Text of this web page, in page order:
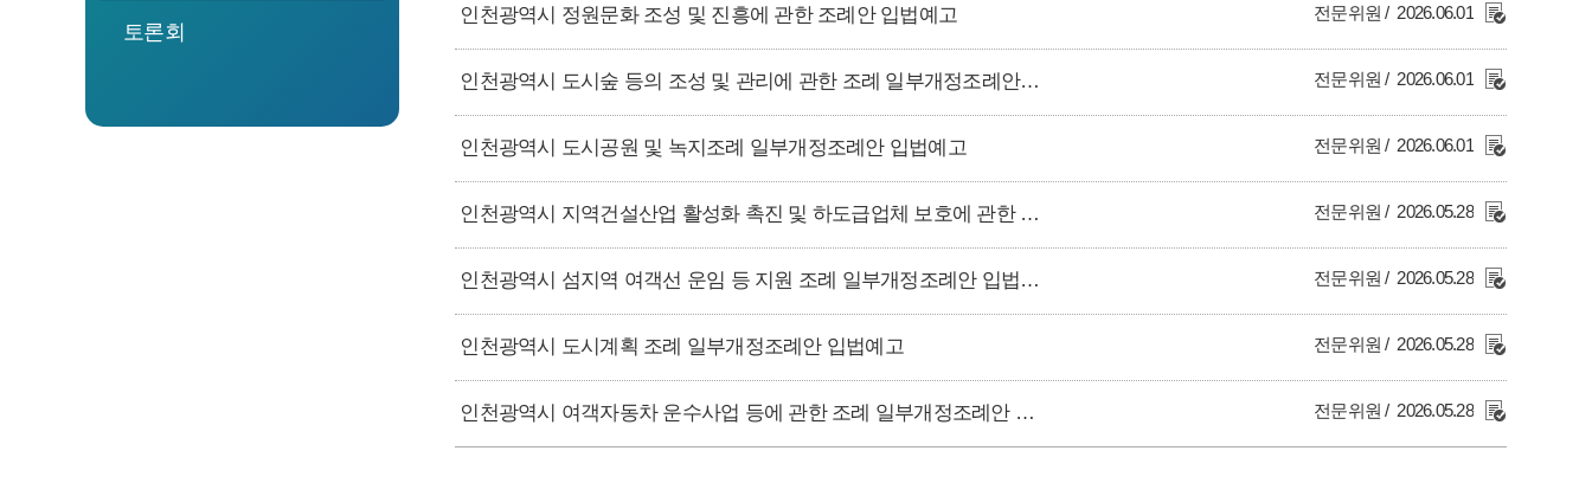
토론회
인천광역시 정원문화 조성 및 진흥에 관한 조례안 입법예고 전문위원 2026.06.01
인천광역시 도시숲 등의 조성 및 관리에 관한 조례 일부개정조례안 입법예고 전문위원 2026.06.01
인천광역시 도시공원 및 녹지조례 일부개정조례안 입법예고 전문위원 2026.06.01
인천광역시 지역건설산업 활성화 촉진 및 하도급업체 보호에 관한 조례 일부개정조례안 입법예고 전문위원 2026.05.28
인천광역시 섬지역 여객선 운임 등 지원 조례 일부개정조례안 입법예고 전문위원 2026.05.28
인천광역시 도시계획 조례 일부개정조례안 입법예고 전문위원 2026.05.28
인천광역시 여객자동차 운수사업 등에 관한 조례 일부개정조례안 입법예고 전문위원 2026.05.28